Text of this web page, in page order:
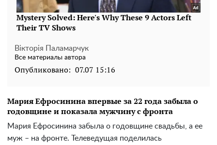
Вікторія Паламарчук
Все материалы автора
Опубликовано: 07.07 15:16
Мария Ефросинина впервые за 22 года забыла о
годовщине и показала мужчину с фронта
Мария Ефросинина забыла о годовщине свадьбы, а ее
муж – на фронте. Телеведущая поделилась